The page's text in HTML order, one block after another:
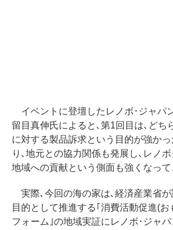
イベントに登壇したレノボ･ジャパ
留目真伸氏によると､第1回目は､どち
に対する製品訴求という目的が強か
り､地元との協力関係も発展し､レノ
地域への貢献という側面も強くなって
実際､今回の海の家は､経済産業省
目的として推進する｢消費活動促進(お
フォーム｣の地域実証にレノボ･ジャ